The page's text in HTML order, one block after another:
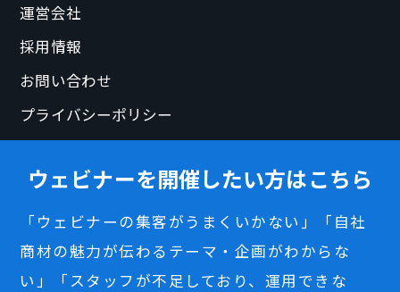
運営会社
採用情報
お問い合わせ
プライバシーポリシー
ウェビナーを開催したい方はこちら
「ウェビナーの集客がうまくいかない」「自社
商材の魅力が伝わるテーマ・企画がわからな
い」「スタッフが不足しており、運用できな